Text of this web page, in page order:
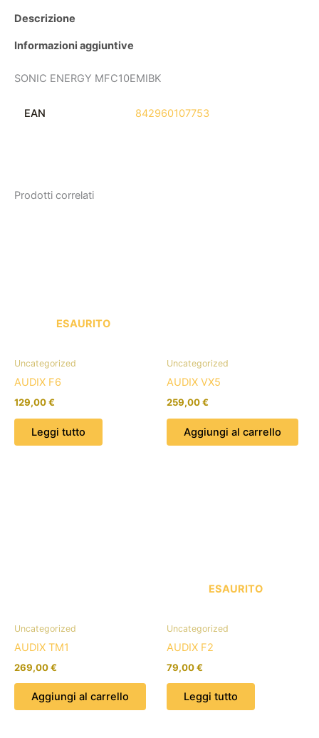
Descrizione
Informazioni aggiuntive
SONIC ENERGY MFC10EMIBK
EAN 842960107753
Prodotti correlati
ESAURITO
Uncategorized
AUDIX F6
129,00€
Leggi tutto
Uncategorized
AUDIX VX5
259,00€
Aggiungi al carrello
Uncategorized
AUDIX TM1
269,00€
Aggiungi al carrello
ESAURITO
Uncategorized
AUDIX F2
79,00€
Leggi tutto